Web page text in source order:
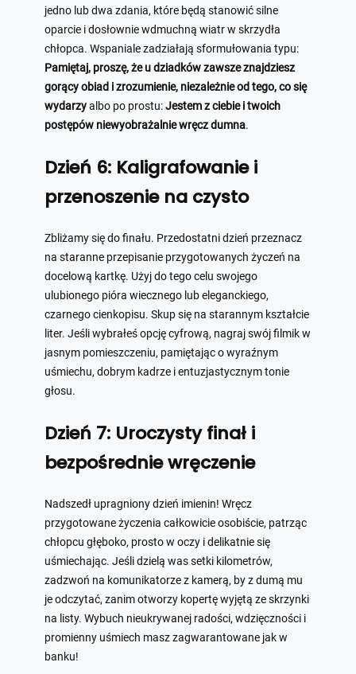
jedno lub dwa zdania, które będą stanowić silne
oparcie i dosłownie wdmuchną wiatr w skrzydła
chłopca. Wspaniale zadziałają sformułowania typu:
Pamiętaj, proszę, że u dziadków zawsze znajdziesz
gorący obiad i zrozumienie, niezależnie od tego, co się
wydarzyalbo po prostu:Jestem z ciebie i twoich
postępów niewyobrażalnie wręcz dumna.
Dzień 6: Kaligrafowanie i
przenoszenie na czysto
Zbliżamy się do finału. Przedostatni dzień przeznacz
na staranne przepisanie przygotowanych życzeń na
docelową kartkę. Użyj do tego celu swojego
ulubionego pióra wiecznego lub eleganckiego,
czarnego cienkopisu. Skup się na starannym kształcie
liter. Jeśli wybrałeś opcję cyfrową, nagraj swój filmik w
jasnym pomieszczeniu, pamiętając o wyraźnym
uśmiechu, dobrym kadrze i entuzjastycznym tonie
głosu.
Dzień 7: Uroczysty finał i
bezpośrednie wręczenie
Nadszedł upragniony dzień imienin! Wręcz
przygotowane życzenia całkowicie osobiście, patrząc
chłopcu głęboko, prosto w oczy i delikatnie się
uśmiechając. Jeśli dzielą was setki kilometrów,
zadzwoń na komunikatorze z kamerą, by z dumą mu
je odczytać, zanim otworzy kopertę wyjętą ze skrzynki
na listy. Wybuch nieukrywanej radości, wdzięczności i
promienny uśmiech masz zagwarantowane jak w
banku!